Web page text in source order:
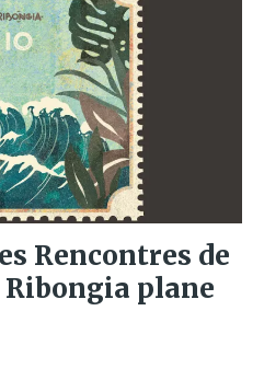
Rencontres de
Ribongia plane